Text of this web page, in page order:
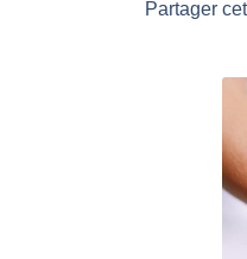
Partager